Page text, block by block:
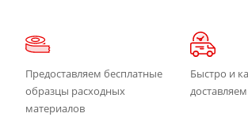
Предоставляем бесплатные
образцы расходных
материалов
Быстро и
доставляем